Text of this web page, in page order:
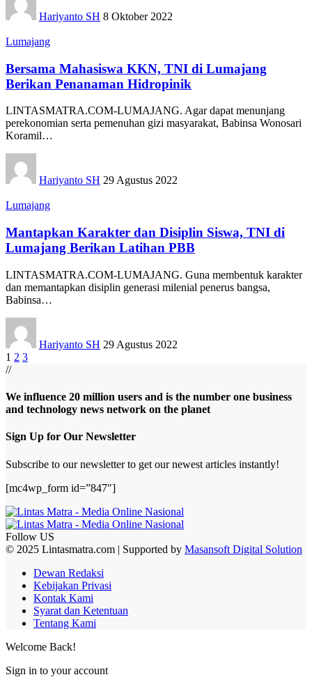
Hariyanto SH 8 Oktober 2022
Lumajang
Bersama Mahasiswa KKN, TNI di Lumajang
Berikan Penanaman Hidropinik
LINTASMATRA.COM-LUMAJANG. Agar dapat menunjang
perekonomian serta pemenuhan gizi masyarakat, Babinsa Wonosari
Koramil…
Hariyanto SH 29 Agustus 2022
Lumajang
Mantapkan Karakter dan Disiplin Siswa, TNI di
Lumajang Berikan Latihan PBB
LINTASMATRA.COM-LUMAJANG. Guna membentuk karakter
dan memantapkan disiplin generasi milenial penerus bangsa,
Babinsa…
Hariyanto SH 29 Agustus 2022
1 2 3
//
We influence 20 million users and is the number one business
and technology news network on the planet
Sign Up for Our Newsletter
Subscribe to our newsletter to get our newest articles instantly!
[mc4wp_form id=”847″]
Follow US
© 2025 Lintasmatra.com | Supported by Masansoft Digital Solution
Dewan Redaksi
Kebijakan Privasi
Kontak Kami
Syarat dan Ketentuan
Tentang Kami
Welcome Back!
Sign in to your account